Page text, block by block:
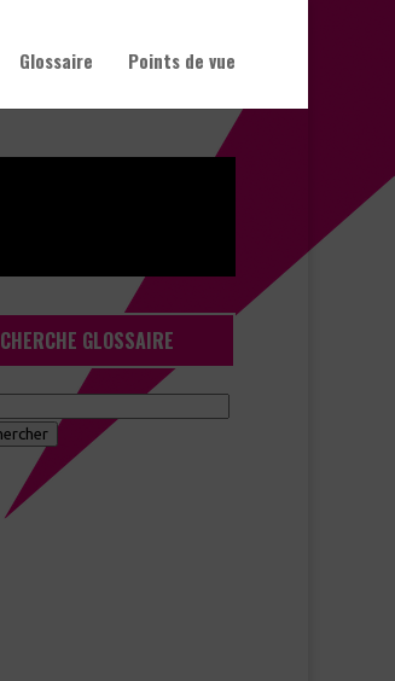
Glossaire Points de vue
GLOSSAIRE